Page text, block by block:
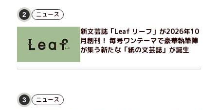
げたり、部屋でふたりだけの「台湾映画祭」を催したり。50代
独身、幼なじみの変わらぬ友情とささやかな幸せの日々を描く。
2 ニュース
新文芸誌「Leaf リーフ」が2026年10
月創刊！ 毎号ワンテーマで豪華執筆陣
が集う新たな「紙の文芸誌」が誕生
3 ニュース